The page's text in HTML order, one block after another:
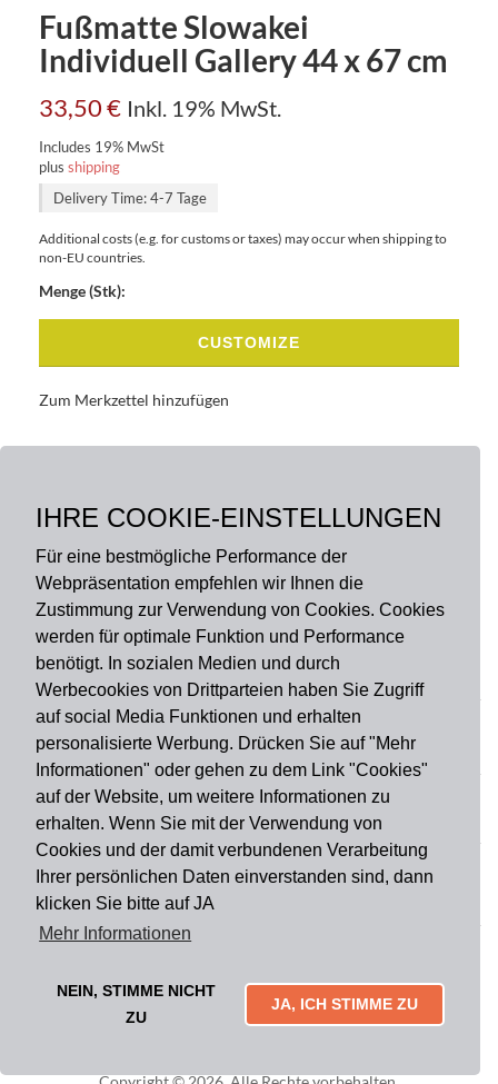
IHRE COOKIE-EINSTELLUNGEN
Für eine bestmögliche Performance der
Webpräsentation empfehlen wir Ihnen die
Zustimmung zur Verwendung von Cookies. Cookies
werden für optimale Funktion und Performance
benötigt. In sozialen Medien und durch
Werbecookies von Drittparteien haben Sie Zugriff
auf social Media Funktionen und erhalten
personalisierte Werbung. Drücken Sie auf "Mehr
Informationen" oder gehen zu dem Link "Cookies"
auf der Website, um weitere Informationen zu
erhalten. Wenn Sie mit der Verwendung von
Cookies und der damit verbundenen Verarbeitung
Ihrer persönlichen Daten einverstanden sind, dann
klicken Sie bitte auf JA
Mehr Informationen
NEIN, STIMME NICHT
ZU
JA, ICH STIMME ZU
Fußmatte Slowakei
Individuell Gallery 44 x 67 cm
33,50€ Inkl. 19% MwSt.
Includes 19% MwSt
plus shipping
Delivery Time: 4-7 Tage
Additional costs (e.g. for customs or taxes) may occur when shipping to
non-EU countries.
Menge (Stk):
CUSTOMIZE
Zum Merkzettel hinzufügen
BESCHREIBUNG
Zahlungsart
Versandart
Du findest uns auch auf
Informationen
Impressum Widerruf
Mytailor croodles